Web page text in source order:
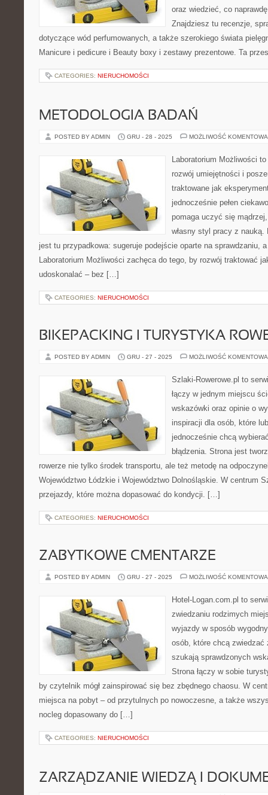
oraz wiedzieć, co
Znajdziesz tu recenzje,
dotyczące wód perfumowanych, a także szerokiego świata
Manicure i pedicure i Beauty boxy i zestawy prezentowe. Ta
CATEGORIES: NIERUCHOMOŚCI
METODOLOGIA BADAŃ
POSTED BY ADMIN GRU - 28 - 2025 MOŻLIWOŚĆ
Laboratorium Możliwości
rozwój umiejętności i
traktowane jak
jednocześnie pełen
pomaga uczyć się
własny styl pracy z nauką.
jest tu przypadkowa: sugeruje podejście oparte na sprawdzaniu,
Laboratorium Możliwości zachęca do tego, by rozwój traktować
udoskonalać – bez […]
CATEGORIES: NIERUCHOMOŚCI
BIKEPACKING I TURYSTYKA
POSTED BY ADMIN GRU - 27 - 2025 MOŻLIWOŚĆ
Szlaki-Rowerowe.pl to
łączy w jednym miejscu
wskazówki oraz opinie o
inspiracji dla osób, które
jednocześnie chcą
błądzenia. Strona jest
rowerze nie tylko środek transportu, ale też metodę na
Województwo Łódzkie i Województwo Dolnośląskie. W centrum
przejazdy, które można dopasować do kondycji. […]
CATEGORIES: NIERUCHOMOŚCI
ZABYTKOWE CMENTARZE
POSTED BY ADMIN GRU - 27 - 2025 MOŻLIWOŚĆ
Hotel-Logan.com.pl to
zwiedzaniu rodzimych
wyjazdy w sposób
osób, które chcą zwiedzać
szukają sprawdzonych
Strona łączy w sobie
by czytelnik mógł zainspirować się bez zbędnego chaosu. W
miejsca na pobyt – od przytulnych po nowoczesne, a także
nocleg dopasowany do […]
CATEGORIES: NIERUCHOMOŚCI
ZARZĄDZANIE WIEDZĄ I